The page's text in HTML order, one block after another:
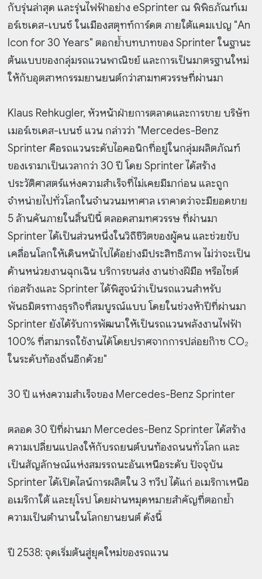
กับรุ่นล่าสุด และรุ่นไฟฟ้าอย่าง eSprinter ณ พิพิธภัณฑ์เม
อร์เซเดส-เบนซ์ ในเมืองสตุทท์การ์ดต ภายใต้แคมเปญ "An
Icon for 30 Years" ตอกย้ำบทบาทของ Sprinter ในฐานะ
ต้นแบบของกลุ่มรถแวนพาณิชย์ และการเป็นมาตรฐานใหม่
ให้กับอุตสาหกรรมยานยนต์กว่าสามทศวรรษที่ผ่านมา
Klaus Rehkugler, หัวหน้าฝ่ายการตลาดและการขาย บริษัท
เมอร์เซเดส-เบนซ์ แวน กล่าวว่า "Mercedes-Benz
Sprinter คือรถแวนระดับไอคอนิกที่อยู่ในกลุ่มผลิตภัณฑ์
ของเรามาเป็นเวลากว่า 30 ปี โดย Sprinter ได้สร้าง
ประวัติศาสตร์แห่งความสำเร็จที่ไม่เคยมีมาก่อน และถูก
จำหน่ายไปทั่วโลกในจำนวนมหาศาล เราคาดว่าจะมียอดขาย
5 ล้านคันภายในสิ้นปีนี้ ตลอดสามทศวรรษ ที่ผ่านมา
Sprinter ได้เป็นส่วนหนึ่งในวิถีชีวิตของผู้คน และช่วยขับ
เคลื่อนโลกให้เดินหน้าไปได้อย่างมีประสิทธิภาพ ไม่ว่าจะเป็น
ด้านหน่วยงานฉุกเฉิน บริการขนส่ง งานช่างฝีมือ หรือไซต์
ก่อสร้างและ Sprinter ได้พิสูจน์ว่าเป็นรถแวนสำหรับ
พันธมิตรทางธุรกิจที่สมบูรณ์แบบ โดยในช่วงห้าปีที่ผ่านมา
Sprinter ยังได้รับการพัฒนาให้เป็นรถแวนพลังงานไฟฟ้า
100% ที่สามารถใช้งานได้โดยปราศจากการปล่อยก๊าซ CO₂
ในระดับท้องถิ่นอีกด้วย"
30 ปี แห่งความสำเร็จของ Mercedes-Benz Sprinter
ตลอด 30 ปีที่ผ่านมา Mercedes-Benz Sprinter ได้สร้าง
ความเปลี่ยนแปลงให้กับรถยนต์บนท้องถนนทั่วโลก และ
เป็นสัญลักษณ์แห่งสมรรถนะอันเหนือระดับ ปัจจุบัน
Sprinter ได้เปิดไลน์การผลิตใน 3 ทวีป ได้แก่ อเมริกาเหนือ
อเมริกาใต้ และยุโรป โดยผ่านหมุดหมายสำคัญที่ตอกย้ำ
ความเป็นตำนานในโลกยานยนต์ ดังนี้
ปี 2538: จุดเริ่มต้นสู่ยุคใหม่ของรถแวน